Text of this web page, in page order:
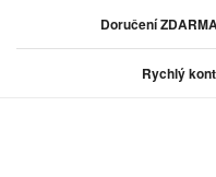
Doručení
Rychlý